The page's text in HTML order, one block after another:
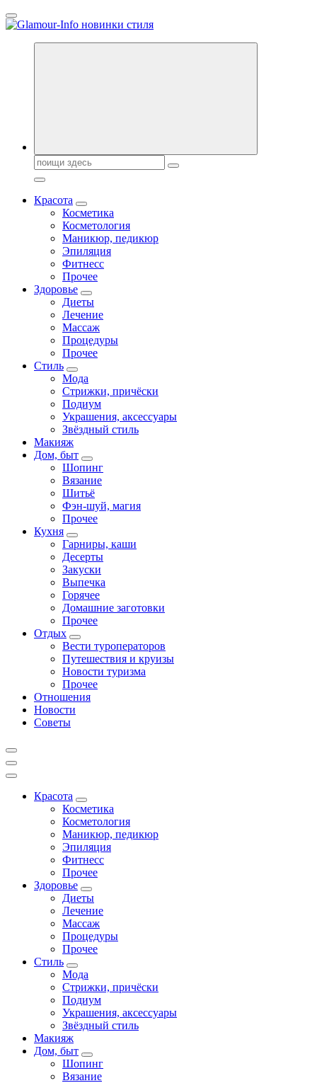
Перейти
к
Секреты молодости, красоты и долголетия. Гламурный журнал
Поиск:
Красота
Косметика
Косметология
Маникюр, педикюр
Эпиляция
Фитнесс
Прочее
Здоровье
Диеты
Лечение
Массаж
Процедуры
Прочее
Стиль
Мода
Стрижки, причёски
Подиум
Украшения, аксессуары
Звёздный стиль
Макияж
Дом, быт
Шопинг
Вязание
Шитьё
Фэн-шуй, магия
Прочее
Кухня
Гарниры, каши
Десерты
Закуски
Выпечка
Горячее
Домашние заготовки
Прочее
Отдых
Вести туроператоров
Путешествия и круизы
Новости туризма
Прочее
Отношения
Новости
Советы
Красота
Косметика
Косметология
Маникюр, педикюр
Эпиляция
Фитнесс
Прочее
Здоровье
Диеты
Лечение
Массаж
Процедуры
Прочее
Стиль
Мода
Стрижки, причёски
Подиум
Украшения, аксессуары
Звёздный стиль
Макияж
Дом, быт
Шопинг
Вязание